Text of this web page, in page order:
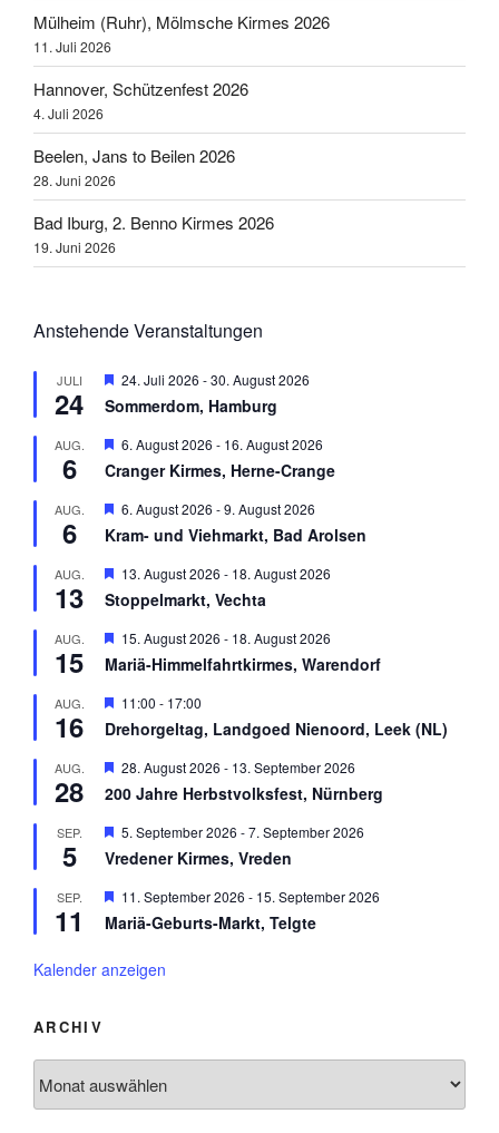
Mülheim (Ruhr), Mölmsche Kirmes 2026
11. Juli 2026
Hannover, Schützenfest 2026
4. Juli 2026
Beelen, Jans to Beilen 2026
28. Juni 2026
Bad Iburg, 2. Benno Kirmes 2026
19. Juni 2026
Anstehende Veranstaltungen
JULI
24
H
r
o
r
e
h
o
e
24. Juli 2026 -30. August 2026
Sommerdom, Hamburg
AUG.
6
H
r
o
r
e
h
o
e
6. August 2026 - 16. August 2026
Cranger Kirmes, Herne-Crange
AUG.
6
H
r
o
r
e
h
o
e
6. August 2026 -9. August 2026
Kram- und Viehmarkt, Bad Arolsen
AUG.
13
H
r
o
r
e
h
o
e
n
13. August 2026 - 18. August 2026
Stoppelmarkt, Vechta
AUG.
15
H
r
o
r
e
h
o
e
15. August 2026 - 18. August 2026
Mariä-Himmelfahrtkirmes, Warendorf
AUG.
16
H
r
o
r
e
h
o
e
11:00 - 17:00
Drehorgeltag, Landgoed Nienoord, Leek (NL)
AUG.
28
H
r
o
r
e
h
o
n
28. August 2026 - 13. September 2026
200 Jahre Herbstvolksfest, Nürnberg
SEP.
5
H
r
o
r
h
5. September 2026 -7. September 2026
Vredener Kirmes, Vreden
SEP.
11
H
r
o
o
e
n
11. September 2026 - 15. September 2026
Mariä-Geburts-Markt, Telgte
Kalender anzeigen
ARCHIV